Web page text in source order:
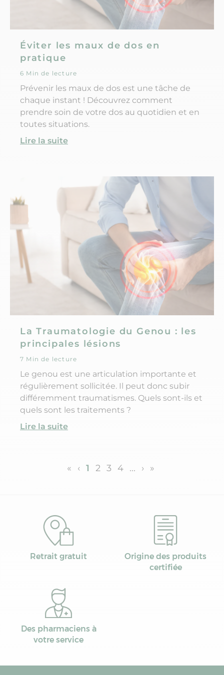
Éviter les maux de dos en
pratique
6 Min de lecture
Prévenir les maux de dos est une tâche de
chaque instant ! Découvrez comment
prendre soin de votre dos au quotidien et en
toutes situations.
Lire la suite
La Traumatologie du Genou : les
principales lésions
7 Min de lecture
Le genou est une articulation importante et
régulièrement sollicitée. Il peut donc subir
différemment traumatismes. Quels sont-ils et
quels sont les traitements ?
Lire la suite
« ‹ 1 2 3 4 ... › »
Retrait gratuit
Origine des produits
certifiée
Des pharmaciens à
votre service